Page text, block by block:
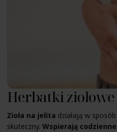
Herbatki
Zioła na jelita działają w
skuteczny. Wspierają